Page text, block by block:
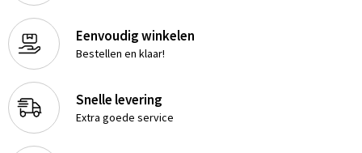
Eenvoudig winkelen
Bestellen en klaar!
Snelle levering
Extra goede service